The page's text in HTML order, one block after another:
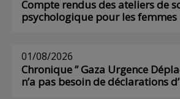
Compte rendus des ateliers de
psychologique pour les femmes
01/08/2026
Chronique ” Gaza Urgence
n’a pas besoin de déclarations